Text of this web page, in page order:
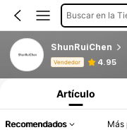
Buscar en la
ShunRuiChen
Vendedor 4.95
Artículo
Recomendados Más